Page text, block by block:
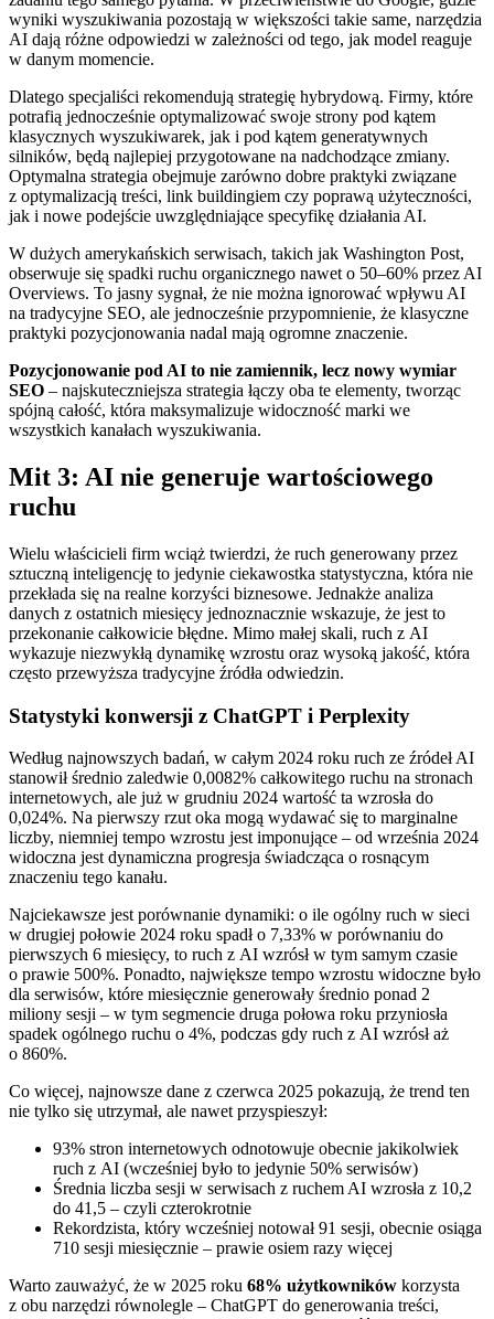
wyniki wyszukiwania pozostają w większości takie same, narzędzia
AI dają różne odpowiedzi w zależności od tego, jak model reaguje
w danym momencie.
Dlatego specjaliści rekomendują strategię hybrydową. Firmy, które
potrafią jednocześnie optymalizować swoje strony pod kątem
klasycznych wyszukiwarek, jak i pod kątem generatywnych
silników, będą najlepiej przygotowane na nadchodzące zmiany.
Optymalna strategia obejmuje zarówno dobre praktyki związane
z optymalizacją treści, link buildingiem czy poprawą użyteczności,
jak i nowe podejście uwzględniające specyfikę działania AI.
W dużych amerykańskich serwisach, takich jak Washington Post,
obserwuje się spadki ruchu organicznego nawet o 50–60% przez AI
Overviews. To jasny sygnał, że nie można ignorować wpływu AI
na tradycyjne SEO, ale jednocześnie przypomnienie, że klasyczne
praktyki pozycjonowania nadal mają ogromne znaczenie.
Pozycjonowanie pod AI to nie zamiennik, lecz nowy wymiar
SEO – najskuteczniejsza strategia łączy oba te elementy, tworząc
spójną całość, która maksymalizuje widoczność marki we
wszystkich kanałach wyszukiwania.
Mit 3: AI nie generuje wartościowego
ruchu
Wielu właścicieli firm wciąż twierdzi, że ruch generowany przez
sztuczną inteligencję to jedynie ciekawostka statystyczna, która nie
przekłada się na realne korzyści biznesowe. Jednakże analiza
danych z ostatnich miesięcy jednoznacznie wskazuje, że jest to
przekonanie całkowicie błędne. Mimo małej skali, ruch z AI
wykazuje niezwykłą dynamikę wzrostu oraz wysoką jakość, która
często przewyższa tradycyjne źródła odwiedzin.
Statystyki konwersji z ChatGPT i Perplexity
Według najnowszych badań, w całym 2024 roku ruch ze źródeł AI
stanowił średnio zaledwie 0,0082% całkowitego ruchu na stronach
internetowych, ale już w grudniu 2024 wartość ta wzrosła do
0,024%. Na pierwszy rzut oka mogą wydawać się to marginalne
liczby, niemniej tempo wzrostu jest imponujące – od września 2024
widoczna jest dynamiczna progresja świadcząca o rosnącym
znaczeniu tego kanału.
Najciekawsze jest porównanie dynamiki: o ile ogólny ruch w sieci
w drugiej połowie 2024 roku spadł o 7,33% w porównaniu do
pierwszych 6 miesięcy, to ruch z AI wzrósł w tym samym czasie
o prawie 500%. Ponadto, największe tempo wzrostu widoczne było
dla serwisów, które miesięcznie generowały średnio ponad 2
miliony sesji – w tym segmencie druga połowa roku przyniosła
spadek ogólnego ruchu o 4%, podczas gdy ruch z AI wzrósł aż
o 860%.
Co więcej, najnowsze dane z czerwca 2025 pokazują, że trend ten
nie tylko się utrzymał, ale nawet przyspieszył:
93% stron internetowych odnotowuje obecnie jakikolwiek
ruch z AI (wcześniej było to jedynie 50% serwisów)
Średnia liczba sesji w serwisach z ruchem AI wzrosła z 10,2
do 41,5 – czyli czterokrotnie
Rekordzista, który wcześniej notował 91 sesji, obecnie osiąga
710 sesji miesięcznie – prawie osiem razy więcej
Warto zauważyć, że w 2025 roku 68% użytkowników korzysta
z obu narzędzi równolegle – ChatGPT do generowania treści,